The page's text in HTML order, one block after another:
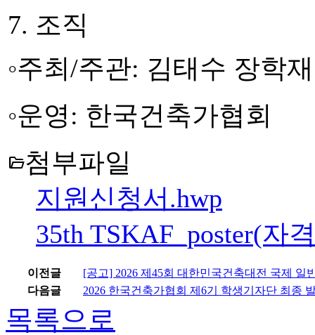
7. 조직
◦주최/주관: 김태수 장학
◦운영: 한국건축가협회
folder_open첨부파일
지원신청서.hwp
35th TSKAF_poster(자
이전글
[공고] 2026 제45회 대한민국건축대전 국제 일
다음글
2026 한국건축가협회 제6기 학생기자단 최종
목록으로